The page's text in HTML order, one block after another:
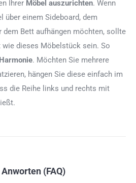
Ihrer Möbel auszurichten. Wenn
über einem Sideboard, dem
dem Bett aufhängen möchten, sollte
dieses Möbelstück sein. So
. Möchten Sie mehrere
hängen Sie diese einfach im
die Reihe links und rechts mit
(FAQ)